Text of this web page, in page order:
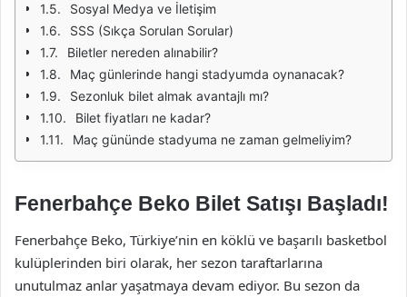
Sosyal Medya ve İletişim
SSS (Sıkça Sorulan Sorular)
Biletler nereden alınabilir?
Maç günlerinde hangi stadyumda oynanacak?
Sezonluk bilet almak avantajlı mı?
Bilet fiyatları ne kadar?
Maç gününde stadyuma ne zaman gelmeliyim?
Fenerbahçe Beko Bilet Satışı Başladı!
Fenerbahçe Beko, Türkiye’nin en köklü ve başarılı basketbol
kulüplerinden biri olarak, her sezon taraftarlarına
unutulmaz anlar yaşatmaya devam ediyor. Bu sezon da